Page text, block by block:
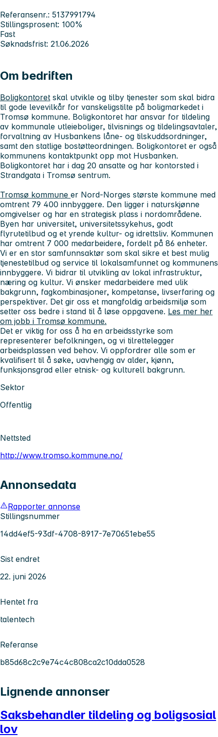
Referansenr.: 5137991794
Stillingsprosent: 100%
Fast
Søknadsfrist: 21.06.2026
Om bedriften
Boligkontoret skal utvikle og tilby tjenester som skal bidra
til gode levevilkår for vanskeligstilte på boligmarkedet i
Tromsø kommune. Boligkontoret har ansvar for tildeling
av kommunale utleieboliger, tilvisnings og tildelingsavtaler,
forvaltning av Husbankens låne- og tilskuddsordninger,
samt den statlige bostøtteordningen. Boligkontoret er også
kommunens kontaktpunkt opp mot Husbanken.
Boligkontoret har i dag 20 ansatte og har kontorsted i
Strandgata i Tromsø sentrum.
Tromsø kommune er Nord-Norges største kommune med
omtrent 79 400 innbyggere. Den ligger i naturskjønne
omgivelser og har en strategisk plass i nordområdene.
Byen har universitet, universitetssykehus, godt
flyrutetilbud og et yrende kultur- og idrettsliv. Kommunen
har omtrent 7 000 medarbeidere, fordelt på 86 enheter.
Vi er en stor samfunnsaktør som skal sikre et best mulig
tjenestetilbud og service til lokalsamfunnet og kommunens
innbyggere. Vi bidrar til utvikling av lokal infrastruktur,
næring og kultur. Vi ønsker medarbeidere med ulik
bakgrunn, fagkombinasjoner, kompetanse, livserfaring og
perspektiver. Det gir oss et mangfoldig arbeidsmiljø som
setter oss bedre i stand til å løse oppgavene. Les mer her
om jobb i Tromsø kommune.
Det er viktig for oss å ha en arbeidsstyrke som
representerer befolkningen, og vi tilrettelegger
arbeidsplassen ved behov. Vi oppfordrer alle som er
kvalifisert til å søke, uavhengig av alder, kjønn,
funksjonsgrad eller etnisk- og kulturell bakgrunn.
Sektor
Offentlig
Nettsted
http://www.tromso.kommune.no/
Annonsedata
Rapporter annonse
Stillingsnummer
14dd4ef5-93df-4708-8917-7e70651ebe55
Sist endret
22. juni 2026
Hentet fra
talentech
Referanse
b85d68c2c9e74c4c808ca2c10dda0528
Lignende annonser
Saksbehandler tildeling og boligsosial
lov